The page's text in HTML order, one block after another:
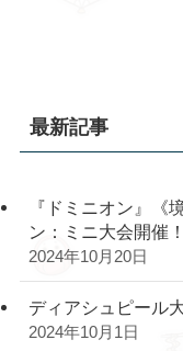
最新記事
『ドミニオン』《
ン：ミニ大会開催！
2024年10月20日
ディアシュピール
2024年10月1日